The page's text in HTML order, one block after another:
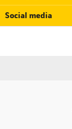
Social media